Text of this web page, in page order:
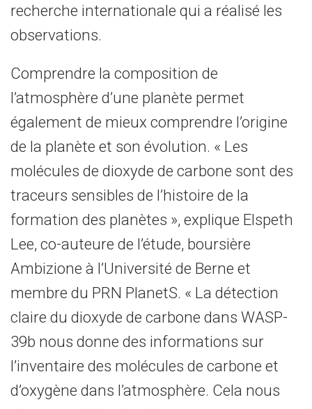
recherche internationale qui a réalisé les
observations.
Comprendre la composition de
l’atmosphère d’une planète permet
également de mieux comprendre l’origine
de la planète et son évolution. « Les
molécules de dioxyde de carbone sont des
traceurs sensibles de l’histoire de la
formation des planètes », explique Elspeth
Lee, co-auteure de l’étude, boursière
Ambizione à l’Université de Berne et
membre du PRN PlanetS. « La détection
claire du dioxyde de carbone dans WASP-
39b nous donne des informations sur
l’inventaire des molécules de carbone et
d’oxygène dans l’atmosphère. Cela nous